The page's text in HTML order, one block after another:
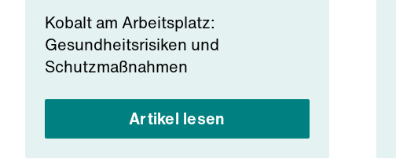
Kobalt am Arbeitsplatz:
Gesundheitsrisiken und
Schutzmaßnahmen
Artikel lesen